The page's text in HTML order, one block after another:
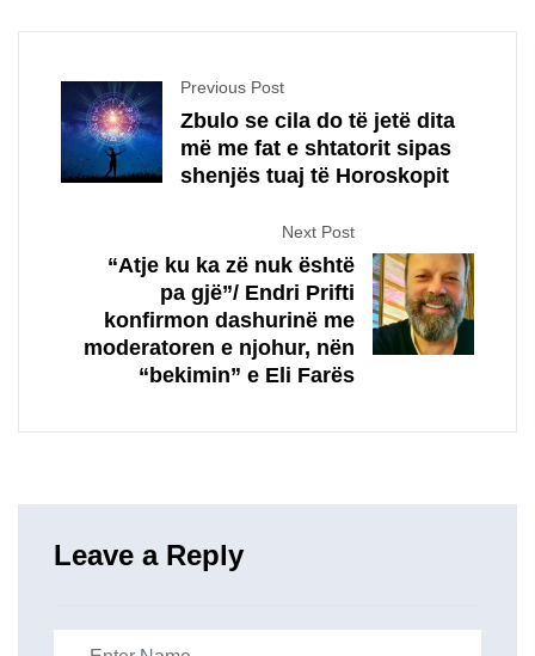
Previous Post
Zbulo se cila do të jetë dita
më me fat e shtatorit sipas
shenjës tuaj të Horoskopit
Next Post
“Atje ku ka zë nuk është
pa gjë”/ Endri Prifti
konfirmon dashurinë me
moderatoren e njohur, nën
“bekimin” e Eli Farës
Leave a Reply